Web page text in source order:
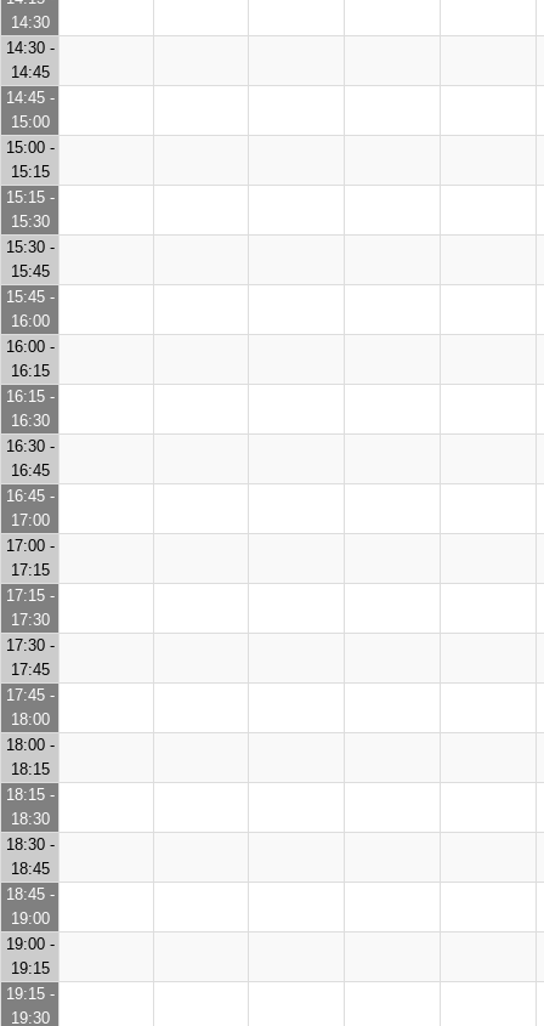
14:30
14:30 -
14:45
14:45 -
15:00
15:00 -
15:15
15:15 -
15:30
15:30 -
15:45
15:45 -
16:00
16:00 -
16:15
16:15 -
16:30
16:30 -
16:45
16:45 -
17:00
17:00 -
17:15
17:15 -
17:30
17:30 -
17:45
17:45 -
18:00
18:00 -
18:15
18:15 -
18:30
18:30 -
18:45
18:45 -
19:00
19:00 -
19:15
19:15 -
19:30